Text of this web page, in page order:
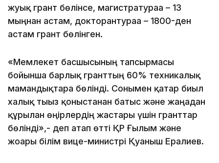
жуық грант бөлінсе, магистратураға – 13
мыңнан астам, докторантураға – 1800-ден
астам грант бөлінген.
«Мемлекет басшысының тапсырмасы
бойынша барлық гранттың 60% техникалық
мамандықтарға бөлінді. Сонымен қатар биыл
халық тығыз қоныстанған батыс және жаңадан
құрылған өңірлердің жастары үшін гранттар
бөлінді»,- деп атап өтті ҚР Ғылым және
жоғары білім вице-министрі Қуаныш Ерғалиев.